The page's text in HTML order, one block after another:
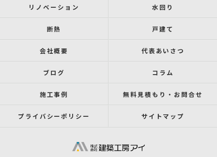
リノベーション 水回り
断熱 戸建て
会社概要 代表あいさつ
ブログ コラム
施工事例 無料見積もり・お問合せ
プライバシーポリシー サイトマップ